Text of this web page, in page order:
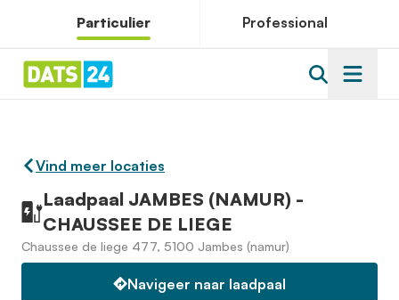
Particulier Professional
Vind meer locaties
Laadpaal JAMBES (NAMUR) -
CHAUSSEE DE LIEGE
Chaussee de liege 477, 5100 Jambes (namur)
Navigeer naar laadpaal